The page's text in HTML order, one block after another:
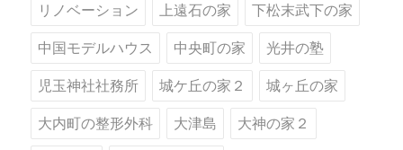
リノベーション 上遠石の家 下松末武下の家
中国モデルハウス 中央町の家 光井の塾
児玉神社社務所 城ケ丘の家２ 城ヶ丘の家
大内町の整形外科 大津島 大神の家２